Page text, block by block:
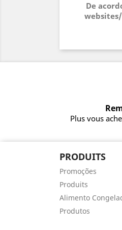
De
Plus vous
PRODUITS
Promoções
Produits
Alimento
Produtos